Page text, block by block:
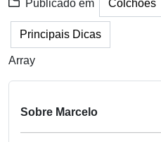
Publicado em Colchões
Principais Dicas
Array
Sobre Marcelo